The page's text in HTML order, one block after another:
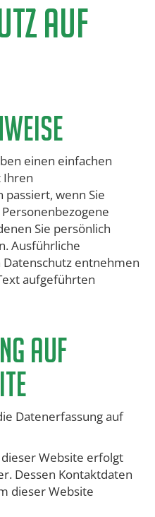
AUF
einen einfachen
Ihren
wenn Sie
Sie persönlich
Ausführliche
entnehmen
aufgeführten
auf
Datenerfassung auf
Website erfolgt
Dessen Kontaktdaten
dieser Website